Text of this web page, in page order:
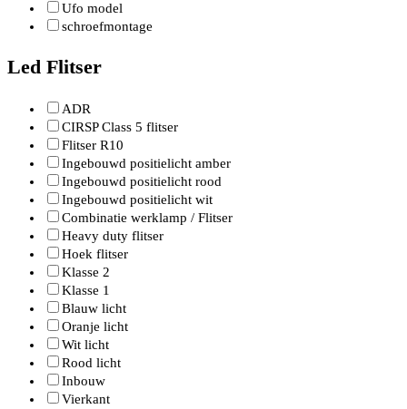
Ufo model
schroefmontage
Led Flitser
ADR
CIRSP Class 5 flitser
Flitser R10
Ingebouwd positielicht amber
Ingebouwd positielicht rood
Ingebouwd positielicht wit
Combinatie werklamp / Flitser
Heavy duty flitser
Hoek flitser
Klasse 2
Klasse 1
Blauw licht
Oranje licht
Wit licht
Rood licht
Inbouw
Vierkant